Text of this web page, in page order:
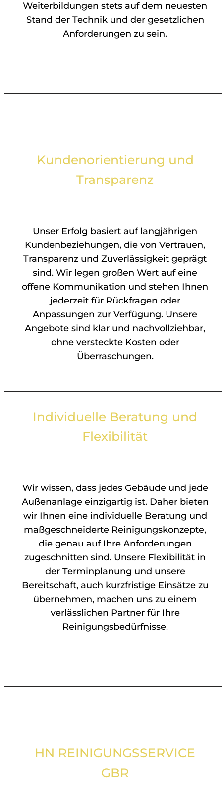
Weiterbildungen stets auf dem neuesten
Stand der Technik und der gesetzlichen
Anforderungen zu sein.
Kundenorientierung und
Transparenz
Unser Erfolg basiert auf langjährigen
Kundenbeziehungen, die von Vertrauen,
Transparenz und Zuverlässigkeit geprägt
sind. Wir legen großen Wert auf eine
offene Kommunikation und stehen Ihnen
jederzeit für Rückfragen oder
Anpassungen zur Verfügung. Unsere
Angebote sind klar und nachvollziehbar,
ohne versteckte Kosten oder
Überraschungen.
Individuelle Beratung und
Flexibilität
Wir wissen, dass jedes Gebäude und jede
Außenanlage einzigartig ist. Daher bieten
wir Ihnen eine individuelle Beratung und
maßgeschneiderte Reinigungskonzepte,
die genau auf Ihre Anforderungen
zugeschnitten sind. Unsere Flexibilität in
der Terminplanung und unsere
Bereitschaft, auch kurzfristige Einsätze zu
übernehmen, machen uns zu einem
verlässlichen Partner für Ihre
Reinigungsbedürfnisse.
HN REINIGUNGSSERVICE
GBR